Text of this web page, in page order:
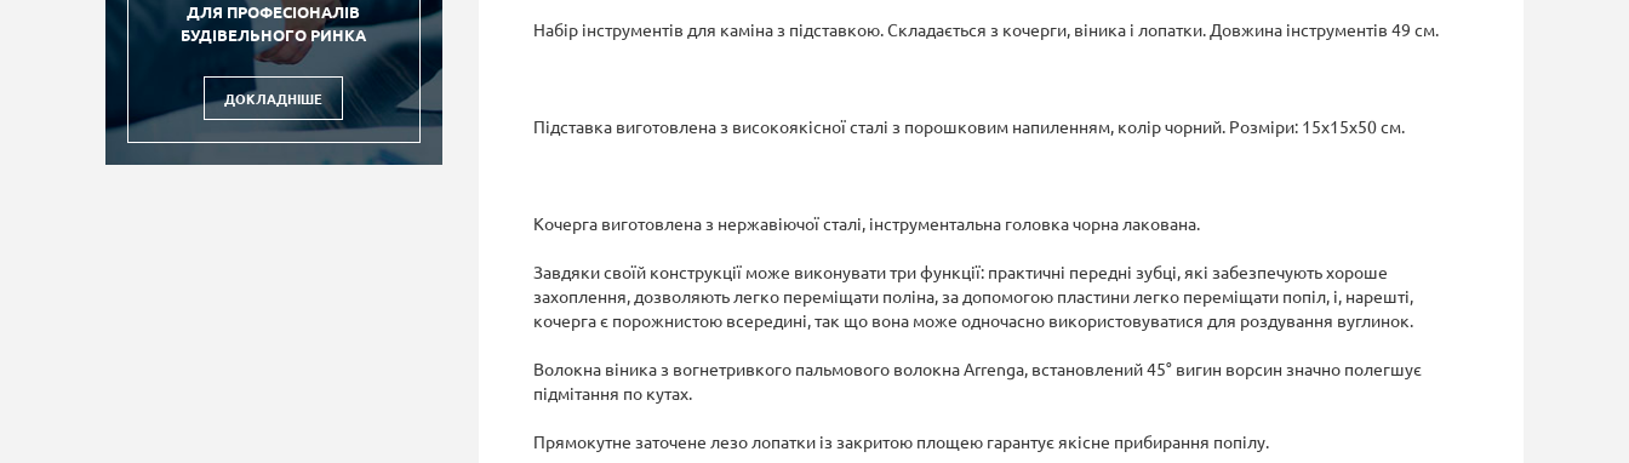
ДЛЯ ПРОФЕСІОНАЛІВ
БУДІВЕЛЬНОГО РИНКА
ДОКЛАДНІШЕ
Набір інструментів для каміна з підставкою. Складається з кочерги, віника і лопатки. Довжина інструментів 49 см.
Підставка виготовлена з високоякісної сталі з порошковим напиленням, колір чорний. Розміри: 15х15х50 см.
Кочерга виготовлена з нержавіючої сталі, інструментальна головка чорна лакована.
Завдяки своїй конструкції може виконувати три функції: практичні передні зубці, які забезпечують хороше
захоплення, дозволяють легко переміщати поліна, за допомогою пластини легко переміщати попіл, і, нарешті,
кочерга є порожнистою всередині, так що вона може одночасно використовуватися для роздування вуглинок.
Волокна віника з вогнетривкого пальмового волокна Arrenga, встановлений 45° вигин ворсин значно полегшує
підмітання по кутах.
Прямокутне заточене лезо лопатки із закритою площею гарантує якісне прибирання попілу.